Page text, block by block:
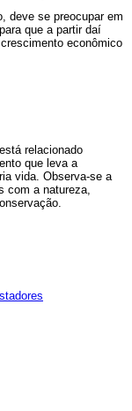
deve se preocupar em
que a partir daí
econômico
relacionado
que leva a
vida. Observa-se a
com a natureza,